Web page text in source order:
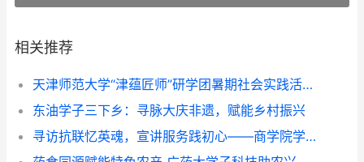
相关推荐
天津师范大学“津蕴匠师”研学团暑期社会实践活动纪实
东油学子三下乡：寻脉大庆非遗，赋能乡村振兴
寻访抗联忆英魂，宣讲服务践初心——商学院学生团队三下乡纪实